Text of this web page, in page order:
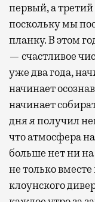
первый, а
поскольку мы
планку. В этом
— счастливое
уже два года,
начинает
начинает
дня я получил
что атмосфера
больше нет ни
не только
клоунского